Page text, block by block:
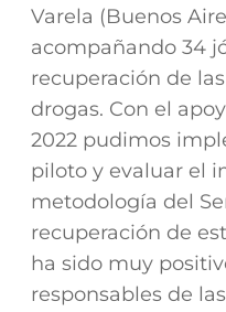
Varela (Buenos
acompañando 34
recuperación de
drogas. Con el
2022 pudimos
piloto y evaluar el
metodología del
recuperación de
ha sido muy
responsables de